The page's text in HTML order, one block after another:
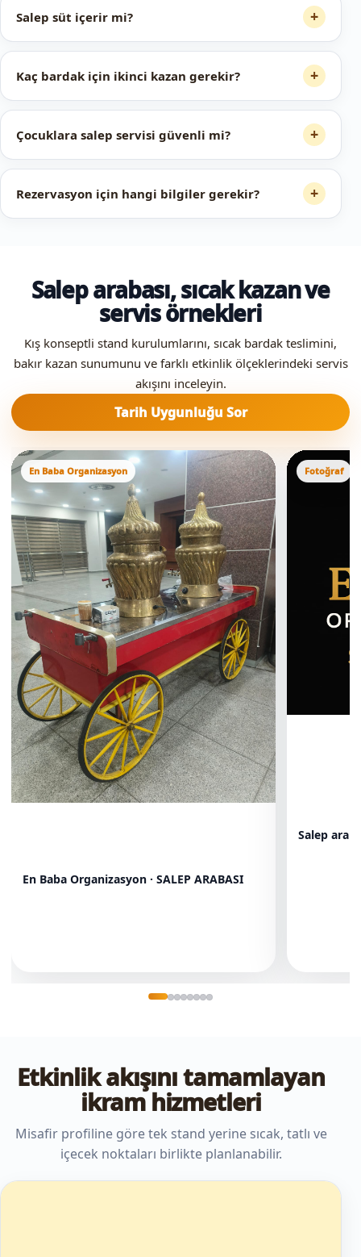
Salep süt içerir mi? +
Kaç bardak için ikinci kazan gerekir? +
Çocuklara salep servisi güvenli mi? +
Rezervasyon için hangi bilgiler gerekir? +
Salep arabası, sıcak kazan ve
servis örnekleri
Kış konseptli stand kurulumlarını, sıcak bardak teslimini,
bakır kazan sunumunu ve farklı etkinlik ölçeklerindeki servis
akışını inceleyin.
Tarih Uygunluğu Sor
En Baba Organizasyon
En Baba Organizasyon · SALEP ARABASI
Fotoğraf
Salep
Etkinlik akışını tamamlayan
ikram hizmetleri
Misafir profiline göre tek stand yerine sıcak, tatlı ve
içecek noktaları birlikte planlanabilir.